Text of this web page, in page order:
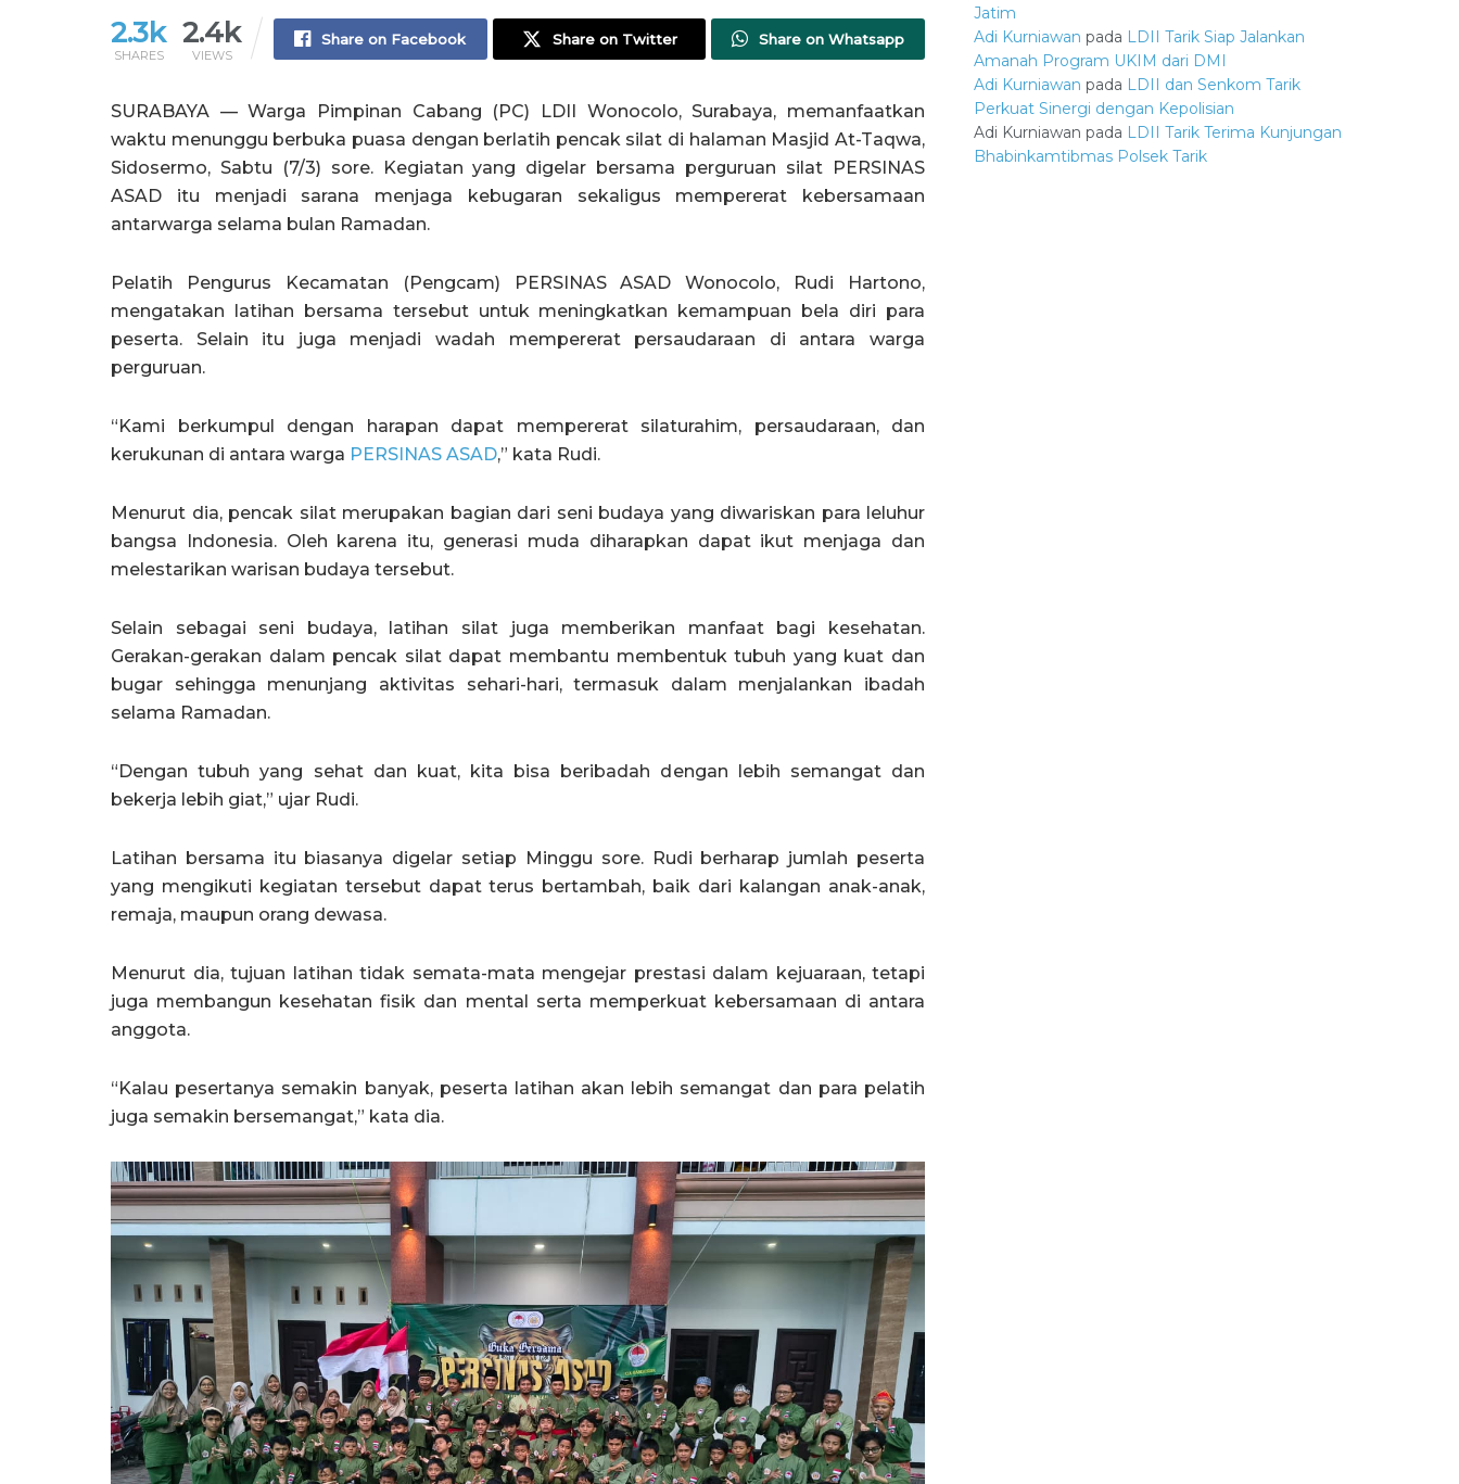
2.3k
SHARES
2.4k
VIEWS
Share on Facebook Share on Twitter Share on Whatsapp
SURABAYA — Warga Pimpinan Cabang (PC) LDII Wonocolo, Surabaya, memanfaatkan
waktu menunggu berbuka puasa dengan berlatih pencak silat di halaman Masjid At-Taqwa,
Sidosermo, Sabtu (7/3) sore. Kegiatan yang digelar bersama perguruan silat PERSINAS
ASAD itu menjadi sarana menjaga kebugaran sekaligus mempererat kebersamaan
antarwarga selama bulan Ramadan.
Pelatih Pengurus Kecamatan (Pengcam) PERSINAS ASAD Wonocolo, Rudi Hartono,
mengatakan latihan bersama tersebut untuk meningkatkan kemampuan bela diri para
peserta. Selain itu juga menjadi wadah mempererat persaudaraan di antara warga
perguruan.
“Kami berkumpul dengan harapan dapat mempererat silaturahim, persaudaraan, dan
kerukunan di antara warga PERSINAS ASAD,” kata Rudi.
Menurut dia, pencak silat merupakan bagian dari seni budaya yang diwariskan para leluhur
bangsa Indonesia. Oleh karena itu, generasi muda diharapkan dapat ikut menjaga dan
melestarikan warisan budaya tersebut.
Selain sebagai seni budaya, latihan silat juga memberikan manfaat bagi kesehatan.
Gerakan-gerakan dalam pencak silat dapat membantu membentuk tubuh yang kuat dan
bugar sehingga menunjang aktivitas sehari-hari, termasuk dalam menjalankan ibadah
selama Ramadan.
“Dengan tubuh yang sehat dan kuat, kita bisa beribadah dengan lebih semangat dan
bekerja lebih giat,” ujar Rudi.
Latihan bersama itu biasanya digelar setiap Minggu sore. Rudi berharap jumlah peserta
yang mengikuti kegiatan tersebut dapat terus bertambah, baik dari kalangan anak-anak,
remaja, maupun orang dewasa.
Menurut dia, tujuan latihan tidak semata-mata mengejar prestasi dalam kejuaraan, tetapi
juga membangun kesehatan fisik dan mental serta memperkuat kebersamaan di antara
anggota.
“Kalau pesertanya semakin banyak, peserta latihan akan lebih semangat dan para pelatih
juga semakin bersemangat,” kata dia.
Jatim
Adi Kurniawan pada LDII Tarik Siap Jalankan
Amanah Program UKIM dari DMI
Adi Kurniawan pada LDII dan Senkom Tarik
Perkuat Sinergi dengan Kepolisian
Adi Kurniawan pada LDII Tarik Terima Kunjungan
Bhabinkamtibmas Polsek Tarik